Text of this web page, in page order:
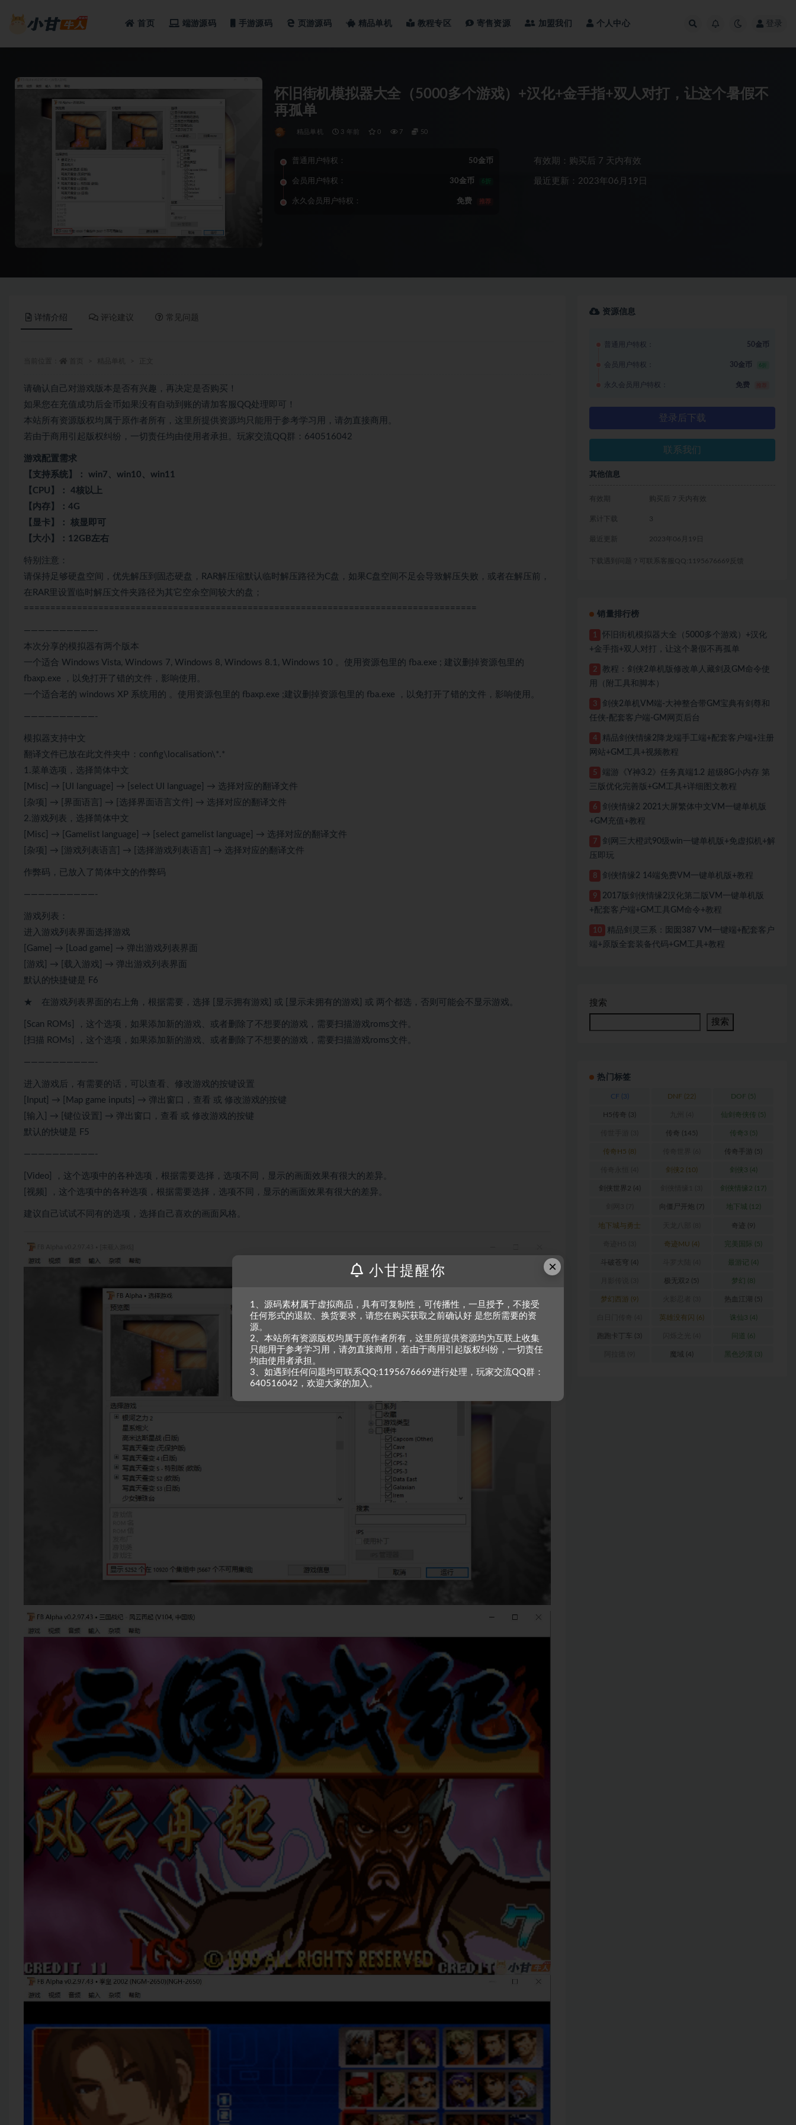
首页 端游源码 手游源码 页游源码 精品单机 教程专区 寄售资源 加盟我们 个人中心 登录
怀旧街机模拟器大全（5000多个游戏）+汉化+金手指+双人对打，让这个暑假不
再孤单
精品单机 3 年前 0 7 50
普通用户特权： 50金币
会员用户特权： 30金币 6折
永久会员用户特权： 免费 推荐
有效期：购买后 7 天内有效
最近更新：2023年06月19日
详情介绍 评论建议 常见问题
请确认自己对游戏版本是否有兴趣，再决定是否购买！
如果您在充值成功后金币如果没有自动到账的请加客服QQ处理即可！
本站所有资源版权均属于原作者所有，这里所提供资源均只能用于参考学习用，请勿直接商用。
若由于商用引起版权纠纷，一切责任均由使用者承担。玩家交流QQ群：640516042
游戏配置需求
【支持系统】： win7、win10、win11
【CPU】： 4核以上
【内存】：4G
【显卡】： 核显即可
【大小】：12GB左右
特别注意：
请保持足够硬盘空间，优先解压到固态硬盘，RAR解压缩默认临时解压路径为C盘，如果C盘空间不足会导致解压失败，或者在解压前，
在RAR里设置临时解压文件夹路径为其它空余空间较大的盘；
=====================================================================================
——————————-
本次分享的模拟器有两个版本
一个适合 Windows Vista, Windows 7, Windows 8, Windows 8.1, Windows 10 。使用资源包里的 fba.exe ; 建议删掉资源包里的
fbaxp.exe ，以免打开了错的文件，影响使用。
一个适合老的 windows XP 系统用的 。使用资源包里的 fbaxp.exe ;建议删掉资源包里的 fba.exe ，以免打开了错的文件，影响使用。
——————————-
模拟器支持中文
翻译文件已放在此文件夹中：config\localisation\*.*
1.菜单选项，选择简体中文
[Misc] → [UI language] → [select UI language] → 选择对应的翻译文件
[杂项] → [界面语言] → [选择界面语言文件] → 选择对应的翻译文件
2.游戏列表，选择简体中文
[Misc] → [Gamelist language] → [select gamelist language] → 选择对应的翻译文件
[杂项] → [游戏列表语言] → [选择游戏列表语言] → 选择对应的翻译文件
作弊码，已放入了简体中文的作弊码
——————————-
游戏列表：
进入游戏列表界面选择游戏
[Game] → [Load game] → 弹出游戏列表界面
[游戏] → [载入游戏] → 弹出游戏列表界面
默认的快捷键是 F6
★ 在游戏列表界面的右上角，根据需要，选择 [显示拥有游戏] 或 [显示未拥有的游戏] 或 两个都选，否则可能会不显示游戏。
[Scan ROMs] ，这个选项，如果添加新的游戏、或者删除了不想要的游戏，需要扫描游戏roms文件。
[扫描 ROMs] ，这个选项，如果添加新的游戏、或者删除了不想要的游戏，需要扫描游戏roms文件。
——————————-
进入游戏后，有需要的话，可以查看、修改游戏的按键设置
[Input] → [Map game inputs] → 弹出窗口，查看 或 修改游戏的按键
[输入] → [键位设置] → 弹出窗口，查看 或 修改游戏的按键
默认的快键是 F5
——————————-
[Video] ，这个选项中的各种选项，根据需要选择，选项不同，显示的画面效果有很大的差异。
[视频] ，这个选项中的各种选项，根据需要选择，选项不同，显示的画面效果有很大的差异。
建议自己试试不同有的选项，选择自己喜欢的画面风格。
资源信息
普通用户特权： 50金币
会员用户特权： 30金币 6折
永久会员用户特权： 免费
登录后下载
联系我们
其他信息
有效期 购买后 7 天内有效
累计下载 3
最近更新 2023年06月19日
下载遇到问题？可联系客服QQ:1195676669反馈
销量排行榜
1
怀旧街机模拟器大全（5000多个游戏）+汉化
+金手指+双人对打，让这个暑假不再孤单
2
教程：剑侠2单机版修改单人藏剑及GM命令使
用（附工具和脚本）
3
剑侠2单机VM端-大神整合带GM宝典有剑尊和
任侠-配套客户端-GM网页后台
4
精品剑侠情缘2降龙端手工端+配套客户端+注册
网站+GM工具+视频教程
5
端游《Y神3.2》任务真端1.2 超级8G小内存 第
三版优化完善版+GM工具+详细图文教程
6
剑侠情缘2 2021大屏繁体中文VM一键单机版
+GM充值+教程
7
剑网三大橙武90级win一键单机版+免虚拟机+解
压即玩
8 剑侠情缘2 14端免费VM一键单机版+教程
9
2017版剑侠情缘2汉化第二版VM一键单机版
+配套客户端+GM工具GM命令+教程
10
精品剑灵三系：囡囡387 VM一键端+配套客户
端+原版全套装备代码+GM工具+教程
搜索
搜索
热门标签
CF (3) DNF (22) DOF (5)
H5传奇 (3) 仙剑奇侠传 (5)
传奇 (145) 传奇3 (5)
传奇H5 (8) 传奇手游 (5)
剑侠2 (10) 剑侠3 (4)
剑侠世界2 (4) 剑侠情缘2 (17)
向僵尸开炮 (7) 地下城 (12)
地下城与勇士 奇迹 (9)
奇迹MU (4) 完美国际 (5)
斗破苍穹 (4) 最游记 (4)
极无双2 (5) 梦幻 (8)
梦幻西游 (9) 热血江湖 (5)
英雄没有闪 (6) 诛仙3 (4)
跑跑卡丁车 (3) 问道 (6)
魔域 (4) 黑色沙漠 (3)
×
小甘提醒你
1、源码素材属于虚拟商品，具有可复制性，可传播性，一旦授予，不接受
任何形式的退款、换货要求，请您在购买获取之前确认好 是您所需要的资
源。
2、本站所有资源版权均属于原作者所有，这里所提供资源均为互联上收集
只能用于参考学习用，请勿直接商用，若由于商用引起版权纠纷，一切责任
均由使用者承担。
3、如遇到任何问题均可联系QQ:1195676669进行处理，玩家交流QQ群：
640516042，欢迎大家的加入。